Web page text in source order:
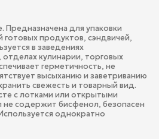
Предназначена для упаковки
продуктов, сэндвичей,
в заведениях
кулинарии, торговых
герметичность, не
высыханию и заветриванию
свежесть и товарный вид.
с лотками или открытыми
не содержит бисфенол, безопасен
однократно